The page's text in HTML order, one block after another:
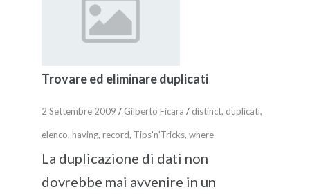
Trovare ed eliminare duplicati
2 Settembre 2009 / Gilberto Ficara / distinct, duplicati,
elenco, having, record, Tips'n'Tricks, where
La duplicazione di dati non
dovrebbe mai avvenire in un